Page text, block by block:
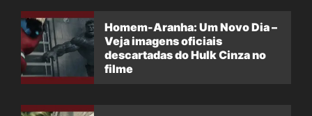
Homem-Aranha: Um Novo Dia –
Veja imagens oficiais
descartadas do Hulk Cinza no
filme